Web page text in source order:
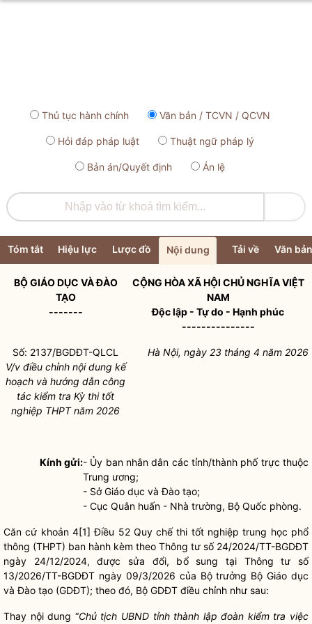
Thủ tục hành chính Văn bản / TCVN / QCVN
Hỏi đáp pháp luật Thuật ngữ pháp lý
Bản án/Quyết định Án lệ
Tóm tắt Hiệu lực Lược đồ Nội dung Tải về Văn
BỘ GIÁO DỤC VÀ ĐÀO
TẠO
-------
CỘNG HÒA XÃ HỘI CHỦ NGHĨA VIỆT
NAM
Độc lập - Tự do - Hạnh phúc
---------------
Số: 2137/BGDĐT-QLCL
V/v điều chỉnh nội dung kế
hoạch và hướng dẫn công
tác kiểm tra Kỳ thi tốt
nghiệp THPT năm 2026
Hà Nội, ngày 23 tháng 4 năm 2026
Kính gửi:- Ủy ban nhân dân các tỉnh/thành phố trực thuộc
Trung ương;
- Sở Giáo dục và Đào tạo;
- Cục Quân huấn - Nhà trường, Bộ Quốc phòng.
Căn cứ khoản 4[1] Điều 52 Quy chế thi tốt nghiệp trung học phổ
thông (THPT) ban hành kèm theo Thông tư số 24/2024/TT-BGDĐT
ngày 24/12/2024, được sửa đổi, bổ sung tại Thông tư số
13/2026/TT-BGDĐT ngày 09/3/2026 của Bộ trưởng Bộ Giáo dục
và Đào tạo (GDĐT); theo đó, Bộ GDĐT điều chỉnh như sau:
Thay nội dung “Chủ tịch UBND tỉnh thành lập đoàn kiểm tra việc